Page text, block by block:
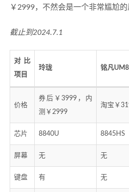
￥2999，不然会是一个非常尴尬的
截止到2024.7.1
对比
项目
玲珑 铭凡
价格
券后￥3999，内
测￥2999
淘宝￥
芯片 8840U 8845HS
屏幕 无 无
键盘 有 无